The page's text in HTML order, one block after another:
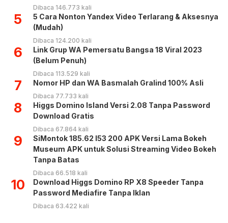
Dibaca 146.773 kali
5
5 Cara Nonton Yandex Video Terlarang & Aksesnya
(Mudah)
Dibaca 124.200 kali
6
Link Grup WA Pemersatu Bangsa 18 Viral 2023
(Belum Penuh)
Dibaca 113.529 kali
7 Nomor HP dan WA Basmalah Gralind 100% Asli
Dibaca 77.733 kali
8
Higgs Domino Island Versi 2.08 Tanpa Password
Download Gratis
Dibaca 67.864 kali
9
SiMontok 185.62 l53 200 APK Versi Lama Bokeh
Museum APK untuk Solusi Streaming Video Bokeh
Tanpa Batas
Dibaca 66.518 kali
10
Download Higgs Domino RP X8 Speeder Tanpa
Password Mediafire Tanpa Iklan
Dibaca 63.422 kali